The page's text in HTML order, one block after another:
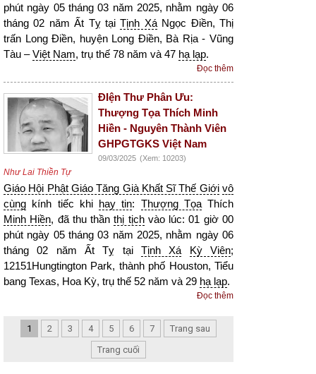
phút ngày 05 tháng 03 năm 2025, nhằm ngày 06
tháng 02 năm Ất Tỵ tạiTịnh XáNgọc Điền, Thị
trấn Long Điền, huyện Long Điền, Bà Rịa - Vũng
Tàu –Việt Nam, trụ thế 78 năm và 47 hạ lạp.
Đọc thêm
ĐIện Thư Phân Ưu:
Thượng Tọa Thích Minh
Hiền - Nguyên Thành Viên
GHPGTGKS Việt Nam
09/03/2025 (Xem: 10203)
Như Lai Thiền Tự
Giáo Hội Phật Giáo Tăng Già Khất Sĩ Thế Giới vô
cùng kính tiếc khi hay tin: Thượng TọaThích
Minh Hiền, đã thu thầnthị tịchvào lúc: 01 giờ 00
phút ngày 05 tháng 03 năm 2025, nhằm ngày 06
tháng 02 năm Ất Tỵ tại Tịnh Xá Kỳ Viên;
12151Hungtington Park, thành phố Houston, Tiểu
bang Texas, Hoa Kỳ, trụ thế 52 năm và 29 hạ lạp.
Đọc thêm
1 2 3 4 5 6 7
Trang sau
Trang cuối